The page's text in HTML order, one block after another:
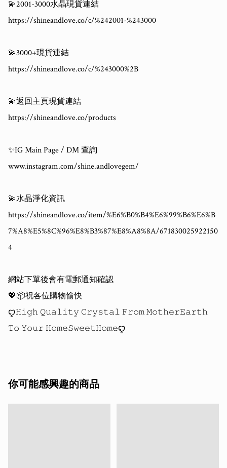
💫2001-3000水晶現貨連結
https://shineandlove.co/c/%242001-%243000
💫3000+現貨連結
https://shineandlove.co/c/%243000%2B
💫返回主頁現貨連結
https://shineandlove.co/products
✨IG Main Page / DM 查詢
www.instagram.com/shine.andlovegem/
💫水晶淨化資訊
https://shineandlove.co/item/%E6%B0%B4%E6%99%B6%E6%B
7%A8%E5%8C%96%E8%B3%87%E8%A8%8A/671830025922150
4
網站下單後會有電郵通知確認
💖📦祝各位購物愉快
ꨄ𝙷𝚒𝚐𝚑 𝚀𝚞𝚊𝚕𝚒𝚝𝚢 𝙲𝚛𝚢𝚜𝚝𝚊𝚕 𝙵𝚛𝚘𝚖 𝙼𝚘𝚝𝚑𝚎𝚛𝙴𝚊𝚛𝚝𝚑
你可能感興趣的商品